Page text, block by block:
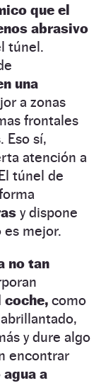
que el
abrasivo
túnel.
una
a zonas
frontales
Eso sí,
atención a
túnel de
y dispone
es mejor.
no tan
como
y dure algo
encontrar
agua a